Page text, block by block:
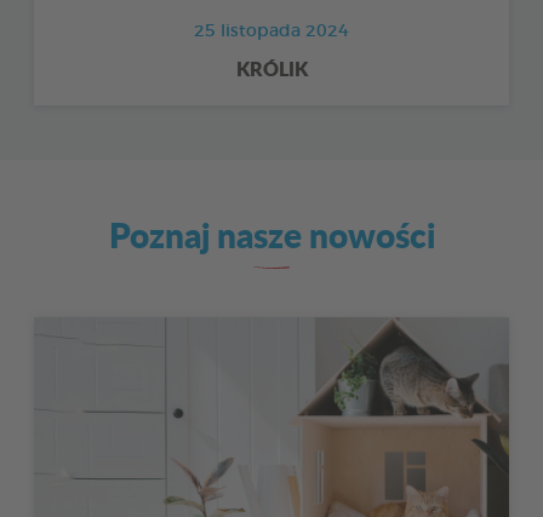
25 listopada 2024
KRÓLIK
Poznaj nasze nowości